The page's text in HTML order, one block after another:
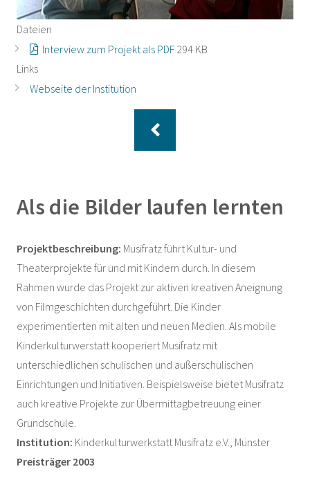
Dateien
Interview zum Projekt als PDF 294 KB
Links
Webseite der Institution
Als die Bilder laufen lernten
Projektbeschreibung: Musifratz führt Kultur- und
Theaterprojekte für und mit Kindern durch. In diesem
Rahmen wurde das Projekt zur aktiven kreativen Aneignung
von Filmgeschichten durchgeführt. Die Kinder
experimentierten mit alten und neuen Medien. Als mobile
Kinderkulturwerstatt kooperiert Musifratz mit
unterschiedlichen schulischen und außerschulischen
Einrichtungen und Initiativen. Beispielsweise bietet Musifratz
auch kreative Projekte zur Übermittagbetreuung einer
Grundschule.
Institution: Kinderkulturwerkstatt Musifratz e.V., Münster
Preisträger 2003